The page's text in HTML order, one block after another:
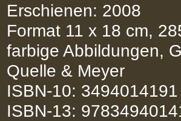
Erschienen: 2008
Format 11 x 18 cm,
farbige Abbildungen,
Quelle & Meyer
ISBN-10: 3494014191
ISBN-13: